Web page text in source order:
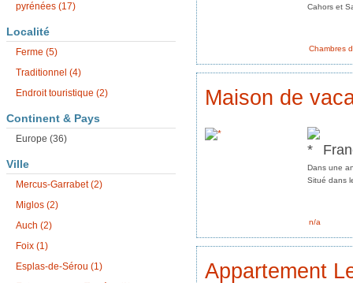
pyrénées (17)
Localité
Ferme (5)
Traditionnel (4)
Endroit touristique (2)
Continent & Pays
Europe (36)
Ville
Mercus-Garrabet (2)
Miglos (2)
Auch (2)
Foix (1)
Esplas-de-Sérou (1)
Cahors et
Chambres
Maison de
Dans une
Situé dans
n/a
Appartement